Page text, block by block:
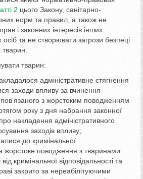
2 цього Закону, санітарно-
норм та правил, а також не
і законних інтересів інших
та не створювати загрози безпеці
тварин:
адміністративне стягнення
заходи впливу за вчинення
з жорстоким поводженням
року з дня набрання законної
накладення адміністративного
заходів впливу;
до кримінальної
жорстоке поводження з тваринами
кримінальної відповідальності та
закрито за нереабілітуючими